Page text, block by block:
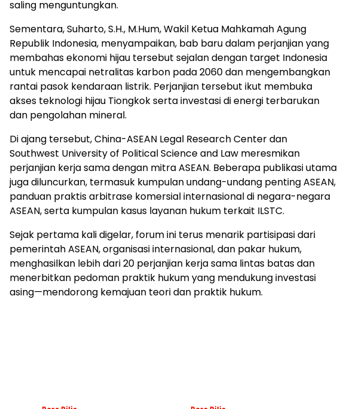
saling menguntungkan.
Sementara, Suharto, S.H., M.Hum, Wakil Ketua Mahkamah Agung
Republik Indonesia, menyampaikan, bab baru dalam perjanjian yang
membahas ekonomi hijau tersebut sejalan dengan target Indonesia
untuk mencapai netralitas karbon pada 2060 dan mengembangkan
rantai pasok kendaraan listrik. Perjanjian tersebut ikut membuka
akses teknologi hijau Tiongkok serta investasi di energi terbarukan
dan pengolahan mineral.
Di ajang tersebut, China-ASEAN Legal Research Center dan
Southwest University of Political Science and Law meresmikan
perjanjian kerja sama dengan mitra ASEAN. Beberapa publikasi utama
juga diluncurkan, termasuk kumpulan undang-undang penting ASEAN,
panduan praktis arbitrase komersial internasional di negara-negara
ASEAN, serta kumpulan kasus layanan hukum terkait ILSTC.
Sejak pertama kali digelar, forum ini terus menarik partisipasi dari
pemerintah ASEAN, organisasi internasional, dan pakar hukum,
menghasilkan lebih dari 20 perjanjian kerja sama lintas batas dan
menerbitkan pedoman praktik hukum yang mendukung investasi
asing—mendorong kemajuan teori dan praktik hukum.